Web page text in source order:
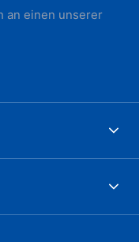
an einen unserer